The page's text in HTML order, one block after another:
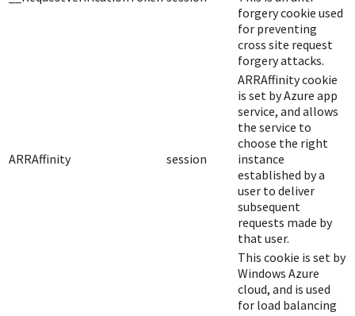
forgery cookie used
for preventing
cross site request
forgery attacks.
ARRAffinity session
ARRAffinity cookie
is set by Azure app
service, and allows
the service to
choose the right
instance
established by a
user to deliver
subsequent
requests made by
that user.
This cookie is set by
Windows Azure
cloud, and is used
for load balancing